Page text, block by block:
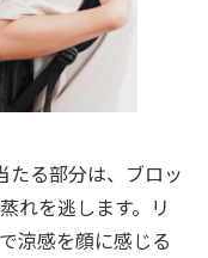
る部分は、ブロッ
れを逃します。リ
涼感を顔に感じる